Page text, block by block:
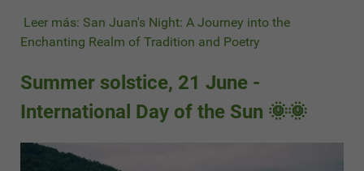
Leer más: San Juan's Night: A Journey into the
Enchanting Realm of Tradition and Poetry
Summer solstice, 21 June -
International Day of the Sun 🌞🌞